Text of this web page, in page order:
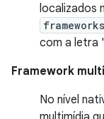
localizados
com a letra
Framework
No nível